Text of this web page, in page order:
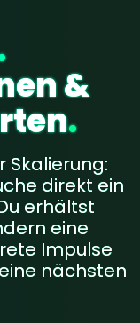
&
.
Skalierung:
direkt ein
erhältst
eine
Impulse
nächsten